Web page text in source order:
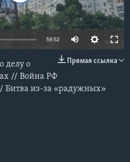
59:52
Прямая ссылка
делу о
// Война РФ
Битва из-за «радужных»